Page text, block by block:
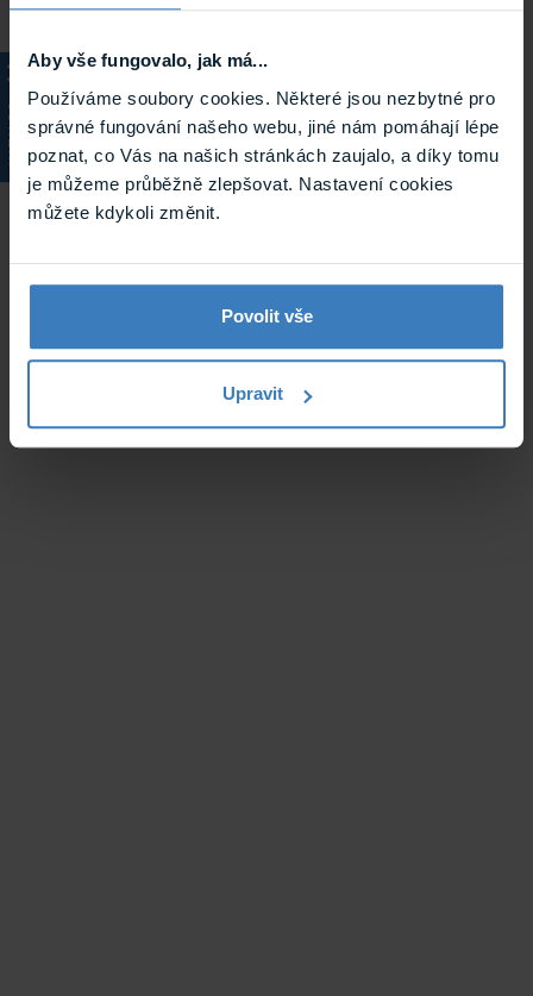
Aby vše fungovalo, jak má...
Používáme soubory cookies. Některé jsou nezbytné pro
správné fungování našeho webu, jiné nám pomáhají lépe
poznat, co Vás na našich stránkách zaujalo, a díky tomu
je můžeme průběžně zlepšovat. Nastavení cookies
můžete kdykoli změnit.
Povolit vše
Upravit
KATALOG